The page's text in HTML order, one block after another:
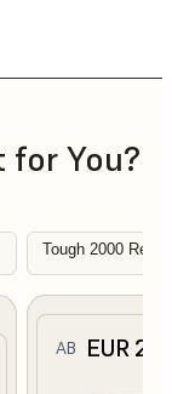
You?
Tough 2000
AB EUR